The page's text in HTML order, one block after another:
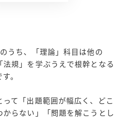
うち、「理論」科目は他の
法規」を学ぶうえで根幹となる
。
って「出題範囲が幅広く、どこ
からない」「問題を解こうとし